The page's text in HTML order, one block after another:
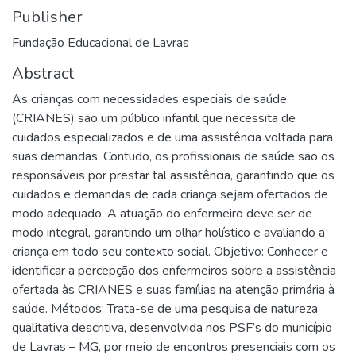
Publisher
Fundação Educacional de Lavras
Abstract
As crianças com necessidades especiais de saúde
(CRIANES) são um público infantil que necessita de
cuidados especializados e de uma assistência voltada para
suas demandas. Contudo, os profissionais de saúde são os
responsáveis por prestar tal assistência, garantindo que os
cuidados e demandas de cada criança sejam ofertados de
modo adequado. A atuação do enfermeiro deve ser de
modo integral, garantindo um olhar holístico e avaliando a
criança em todo seu contexto social. Objetivo: Conhecer e
identificar a percepção dos enfermeiros sobre a assistência
ofertada às CRIANES e suas famílias na atenção primária à
saúde. Métodos: Trata-se de uma pesquisa de natureza
qualitativa descritiva, desenvolvida nos PSF’s do município
de Lavras – MG, por meio de encontros presenciais com os